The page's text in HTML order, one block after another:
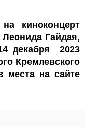
киноконцерт
Гайдая,
декабря 2023
Кремлевского
места на сайте